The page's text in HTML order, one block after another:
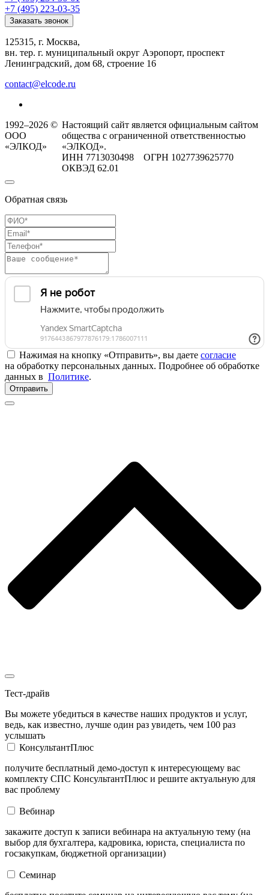
+7 (495) 223-03-35
Заказать звонок
125315, г. Москва,
вн. тер. г. муниципальный округ Аэропорт, проспект
Ленинградский, дом 68, строение 16
contact@elcode.ru
1992–2026 ©
ООО
«ЭЛКОД»
Настоящий сайт является официальным сайтом
общества с ограниченной ответственностью
«ЭЛКОД».
ИНН 7713030498 ОГРН 1027739625770
ОКВЭД 62.01
Обратная связь
Нажимая на кнопку «Отправить», вы даете согласие
на обработку персональных данных. Подробнее об обработке
данных в Политике.
Отправить
Тест-драйв
Вы можете убедиться в качестве наших продуктов и услуг,
ведь, как известно, лучше один раз увидеть, чем 100 раз
услышать
КонсультантПлюс
получите бесплатный демо-доступ к интересующему вас
комплекту СПС КонсультантПлюс и решите актуальную для
вас проблему
Вебинар
закажите доступ к записи вебинара на актуальную тему (на
выбор для бухгалтера, кадровика, юриста, специалиста по
госзакупкам, бюджетной организации)
Семинар